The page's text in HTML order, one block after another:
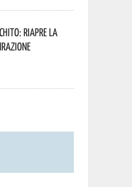
riapre la